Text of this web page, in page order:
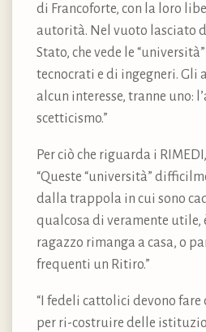
di Francoforte, con la loro
autorità. Nel vuoto lasciato
Stato, che vede le
tecnocrati e di ingegneri. Gli
alcun interesse, tranne uno:
scetticismo.”
Per ciò che riguarda i
“Queste “università”
dalla trappola in cui sono
qualcosa di veramente utile,
ragazzo rimanga a casa, o
frequenti un Ritiro.”
“I fedeli cattolici devono fare
per ri-costruire delle